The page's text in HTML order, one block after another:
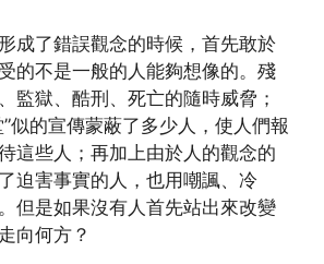
成了錯誤觀念的時候，首先敢於
的不是一般的人能夠想像的。殘
監獄、酷刑、死亡的隨時威脅；
似的宣傳蒙蔽了多少人，使人們報
這些人；再加上由於人的觀念的
迫害事實的人，也用嘲諷、冷
但是如果沒有人首先站出來改變
向何方？